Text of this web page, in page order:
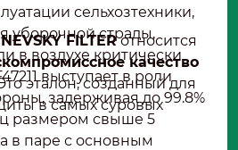
сельхозтехники,
уборочной страды,
в воздухе критически
выступает в роли
задерживая до 99.8%
размером свыше 5
в паре с основным
NEVSKY FILTERотносится
качество
эталон, созданный для
в самых суровых